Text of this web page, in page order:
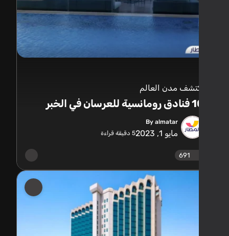
مدن العالم
By almatar
مايو 1, 2023 5 دقيقة قراءة